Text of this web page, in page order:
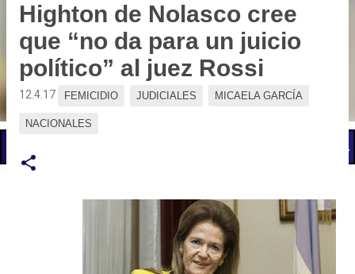
Highton de Nolasco cree
que “no da para un juicio
político” al juez Rossi
12.4.17 FEMICIDIO JUDICIALES MICAELA GARCÍA
NACIONALES